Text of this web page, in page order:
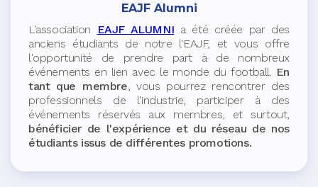
EAJF Alumni
L'association
EAJF ALUMNI a été créée par des
anciens étudiants de notre l'EAJF, et vous offre
l'opportunité de prendre part à de nombreux
événements en lien avec le monde du football. En
tant que membre, vous pourrez rencontrer des
professionnels de l'industrie, participer à des
événements réservés aux membres, et surtout,
bénéficier de l'expérience et du réseau de nos
étudiants issus de différentes promotions.